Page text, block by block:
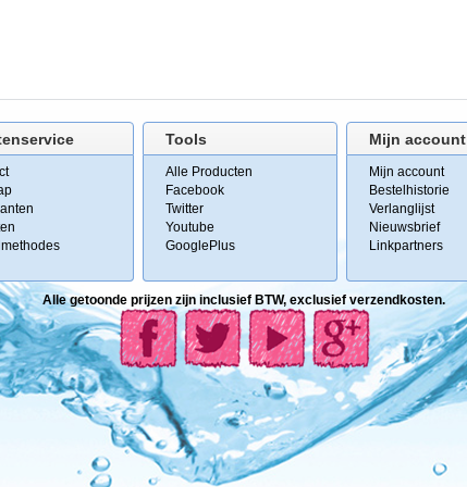
Tools
Alle Producten
Facebook
Twitter
Youtube
GooglePlus
Mijn account
Mijn account
Bestelhistorie
Verlanglijst
Nieuwsbrief
Linkpartners
Alle getoonde prijzen zijn inclusief BTW, exclusief verzendkosten.